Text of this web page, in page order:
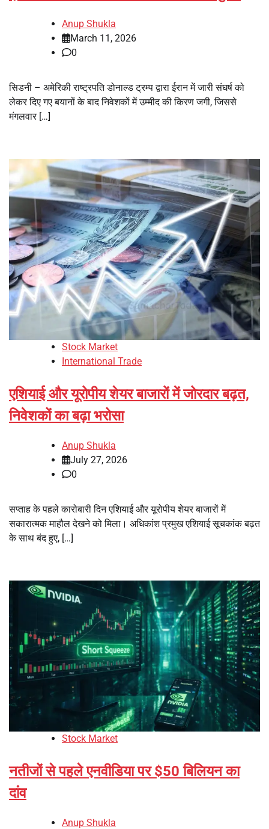
Anup Shukla
March 11, 2026
0
सिडनी – अमेरिकी राष्ट्रपति डोनाल्ड ट्रम्प द्वारा ईरान में जारी संघर्ष को
लेकर दिए गए बयानों के बाद निवेशकों में उम्मीद की किरण जगी, जिससे
मंगलवार […]
Stock Market
International Trade
एशियाई और यूरोपीय शेयर बाजारों में जोरदार बढ़त,
निवेशकों का बढ़ा भरोसा
Anup Shukla
July 27, 2026
0
सप्ताह के पहले कारोबारी दिन एशियाई और यूरोपीय शेयर बाजारों में
सकारात्मक माहौल देखने को मिला। अधिकांश प्रमुख एशियाई सूचकांक बढ़त
के साथ बंद हुए, […]
Stock Market
नतीजों से पहले एनवीडिया पर $50 बिलियन का
दांव
Anup Shukla